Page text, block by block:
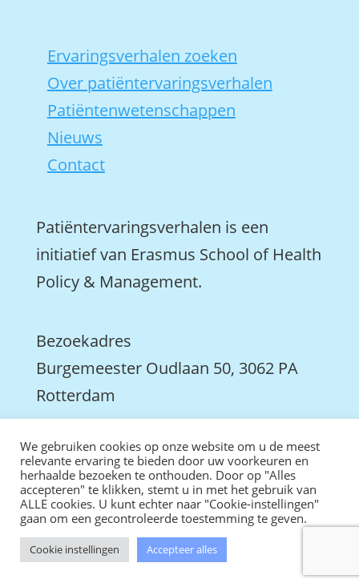
Ervaringsverhalen zoeken
Over patiëntervaringsverhalen
Patiëntenwetenschappen
Nieuws
Contact
Patiëntervaringsverhalen is een
initiatief van Erasmus School of Health
Policy & Management.
Bezoekadres
Burgemeester Oudlaan 50, 3062 PA
Rotterdam
 We zijn ook actief op LinkedIn
ontwikkeld door tweekoppig
We gebruiken cookies op onze website om u de meest
relevante ervaring te bieden door uw voorkeuren en
herhaalde bezoeken te onthouden. Door op "Alles
accepteren" te klikken, stemt u in met het gebruik van
ALLE cookies. U kunt echter naar "Cookie-instellingen"
gaan om een gecontroleerde toestemming te geven.
Cookie instellingen Accepteer alles